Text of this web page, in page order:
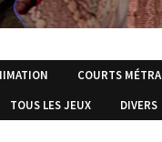
COURTS
TOUS LES JEUX DIVERS